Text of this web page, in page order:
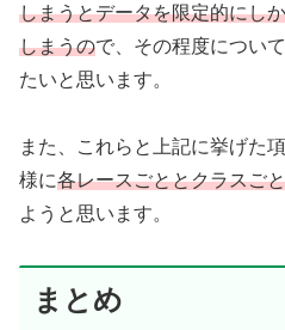
しまうとデータを限定的にし
しまうので、その程度につい
たいと思います。
また、これらと上記に挙げた
様に各レースごととクラスごと
ようと思います。
まとめ